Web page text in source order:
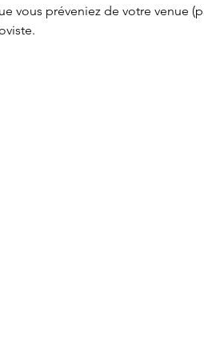
vous préveniez de votre venue